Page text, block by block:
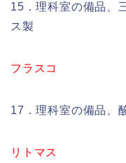
15．理科室の備品、
ス製
フラスコ
17．理科室の備品、
リトマス